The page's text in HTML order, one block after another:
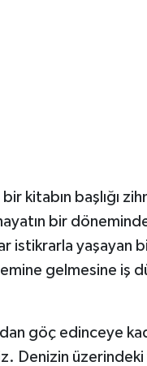
kitabın başlığı
hayatın bir
istikrarla yaşayan
gelmesine iş
göç edinceye
Denizin üzerindeki